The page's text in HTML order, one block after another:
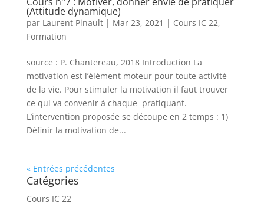
(Attitude dynamique)
par Laurent Pinault| Mar 23, 2021 | Cours IC 22,
Formation
source : P. Chantereau, 2018 Introduction La
motivation est l’élément moteur pour toute activité
de la vie. Pour stimuler la motivation il faut trouver
ce qui va convenir à chaque pratiquant.
L’intervention proposée se découpe en 2 temps : 1)
Définir la motivation de...
« Entrées précédentes
Catégories
Cours IC 22